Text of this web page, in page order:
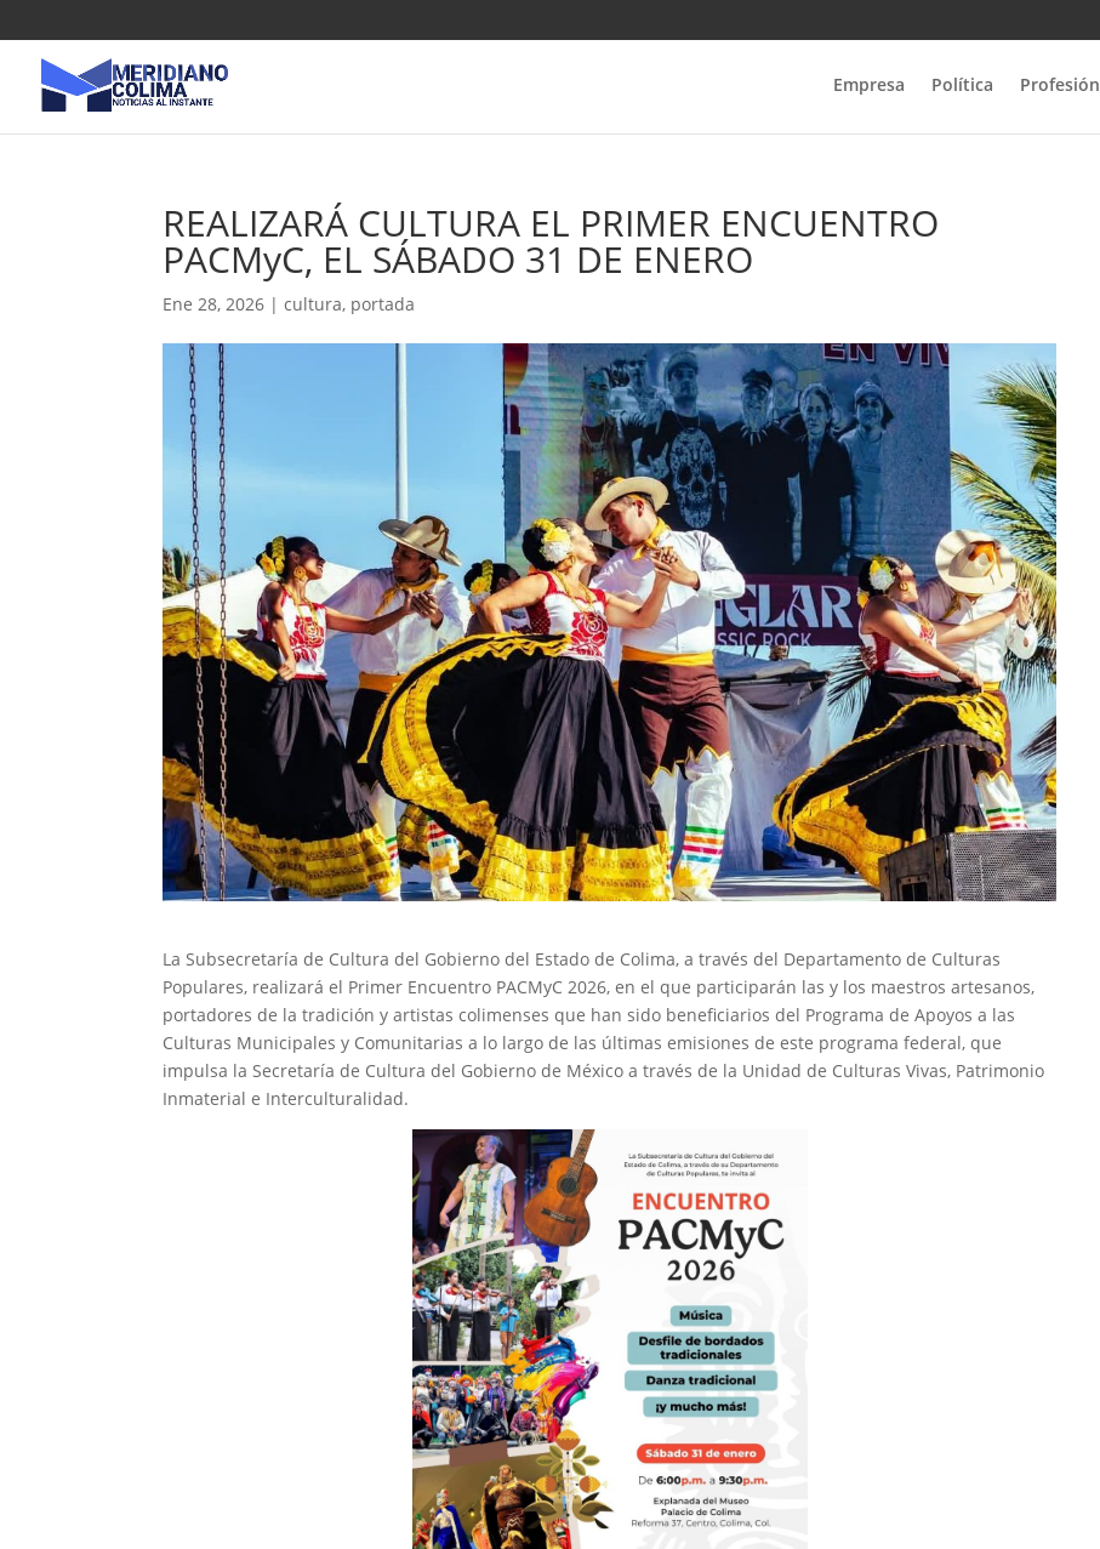
Empresa Política Profesión
REALIZARÁ CULTURA EL PRIMER ENCUENTRO
PACMyC, EL SÁBADO 31 DE ENERO
Ene 28, 2026 |cultura, portada
La Subsecretaría de Cultura del Gobierno del Estado de Colima, a través del Departamento de Culturas
Populares, realizará el Primer Encuentro PACMyC 2026, en el que participarán las y los maestros artesanos,
portadores de la tradición y artistas colimenses que han sido beneficiarios del Programa de Apoyos a las
Culturas Municipales y Comunitarias a lo largo de las últimas emisiones de este programa federal, que
impulsa la Secretaría de Cultura del Gobierno de México a través de la Unidad de Culturas Vivas, Patrimonio
Inmaterial e Interculturalidad.